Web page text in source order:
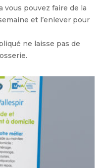
vous pouvez faire de la
et l’enlever pour
ne laisse pas de